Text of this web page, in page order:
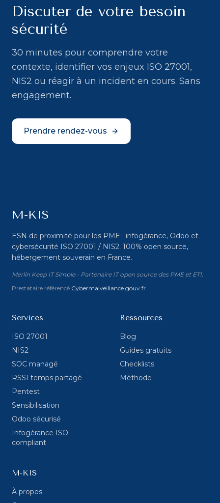
Discuter de votre besoin
sécurité
30 minutes pour comprendre votre
contexte, identifier vos enjeux ISO 27001,
NIS2 ou réagir à un incident en cours. Sans
engagement.
Prendre rendez-vous
M-KIS
ESN de proximité pour les PME : infogérance, Odoo et
cybersécurité ISO 27001 / NIS2. 100% open source,
hébergement souverain en France.
Merlin Keep IT Simple - Partenaire IT open source des PME et ETI.
Prestataire référencé Cybermalveillance.gouv.fr
Services
ISO 27001
NIS2
SOC managé
RSSI temps partagé
Pentest
Sensibilisation
Odoo sécurisé
Infogérance ISO-
compliant
Ressources
Blog
Guides gratuits
Checklists
Méthode
M-KIS
À propos